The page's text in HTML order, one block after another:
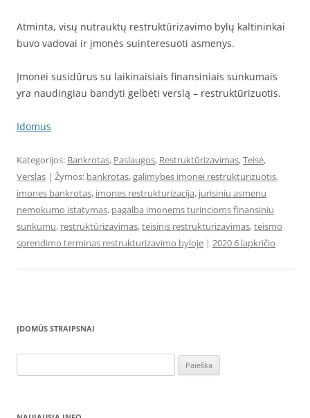
Atminta, visų nutrauktų restruktūrizavimo bylų kaltininkai
buvo vadovai ir įmonės suinteresuoti asmenys.
Įmonei susidūrus su laikinaisiais finansiniais sunkumais
yra naudingiau bandyti gelbėti verslą – restruktūrizuotis.
Idomus
Kategorijos: Bankrotas, Paslaugos, Restruktūrizavimas,Teisė,
Verslas | Žymos: bankrotas,galimybes imonei restrukturizuotis,
imones bankrotas, imones restrukturizacija, jurisiniu asmenu
nemokumo istatymas, pagalba imonems turincioms finansiniu
sunkumu, restruktūrizavimas,teisinis restrukturizavimas,teismo
sprendimo terminas restrukturizavimo byloje | 2020 6 lapkričio
ĮDOMŪS STRAIPSNAI